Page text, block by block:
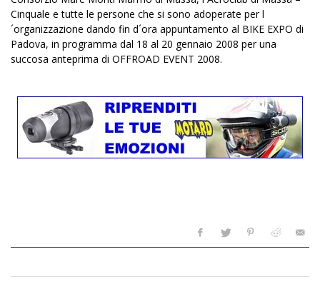
Cinquale e tutte le persone che si sono adoperate per l
´organizzazione dando fin d´ora appuntamento al BIKE EXPO di
Padova, in programma dal 18 al 20 gennaio 2008 peruna
succosa anteprima di OFFROAD EVENT 2008.